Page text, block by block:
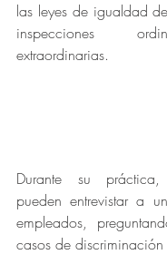
las leyes de igualdad
inspecciones
extraordinarias.
Durante su
pueden entrevistar a
empleados,
casos de